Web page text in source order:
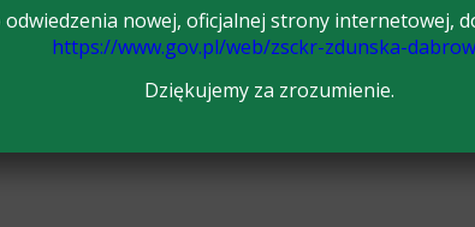
odwiedzenia nowej, oficjalnej strony internetowej,
https://www.gov.pl/web/zsckr-zdunska-
Dziękujemy za zrozumienie.